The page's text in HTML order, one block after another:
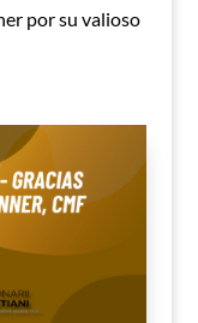
por su valioso